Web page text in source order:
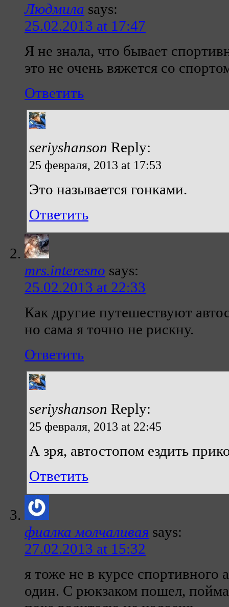
Людмила says:
25.02.2013 at 17:47
Я не знала, что бывает
это не очень вяжется со
Ответить
seriyshanson Reply:
25 февраля, 2013 at 17:53
Это называется гонками.
Ответить
mrs.interesno says:
25.02.2013 at 22:33
Как другие путешествуют
но сама я точно не рискну.
Ответить
seriyshanson Reply:
25 февраля, 2013 at 22:45
А зря, автостопом ездить
Ответить
фиалка молчаливая says:
27.02.2013 at 15:32
я тоже не в курсе спортивного
один. С рюкзаком пошел,